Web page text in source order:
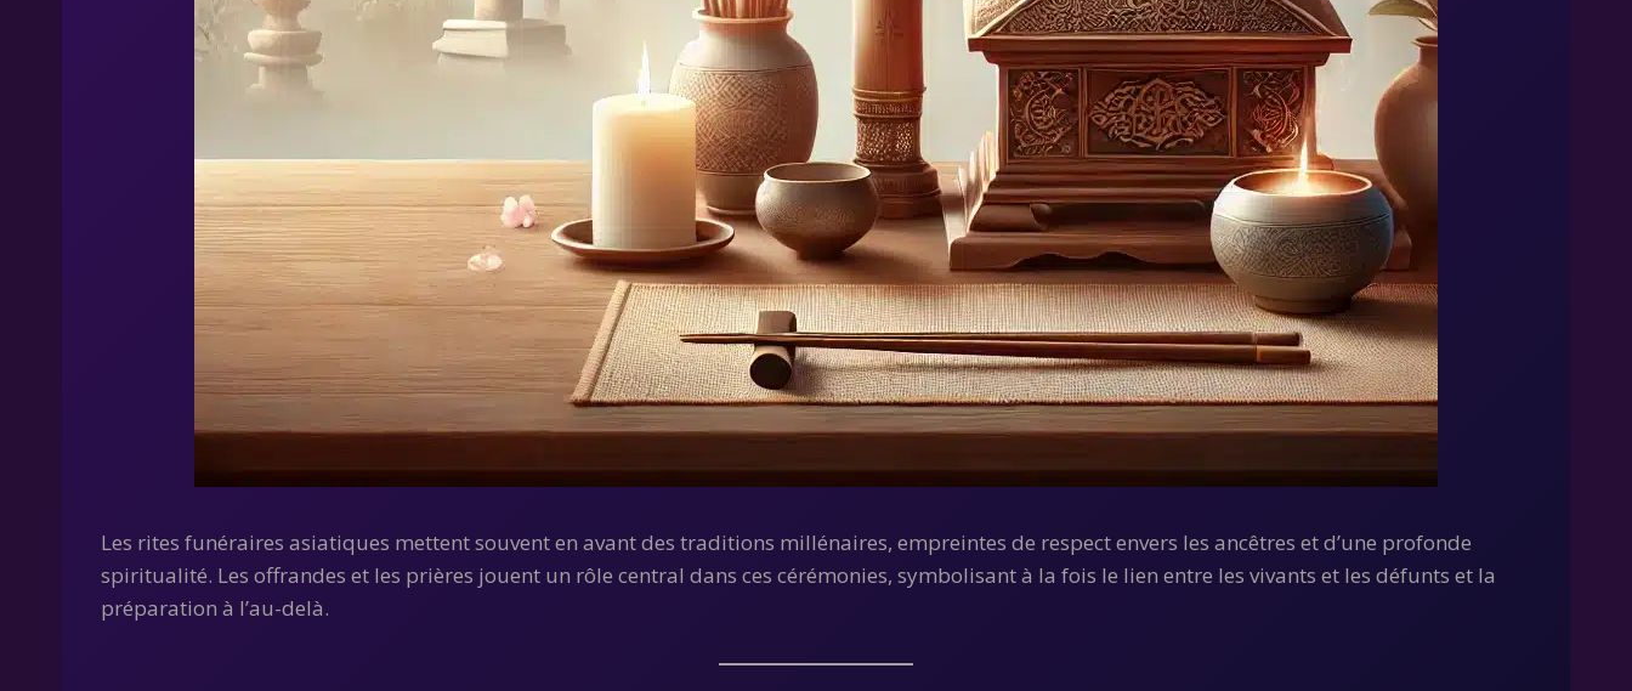
Les rites funéraires asiatiques mettent souvent en avant des traditions millénaires, empreintes de respect envers les ancêtres et d’une profonde
spiritualité. Les offrandes et les prières jouent un rôle central dans ces cérémonies, symbolisant à la fois le lien entre les vivants et les défunts et la
préparation à l’au-delà.